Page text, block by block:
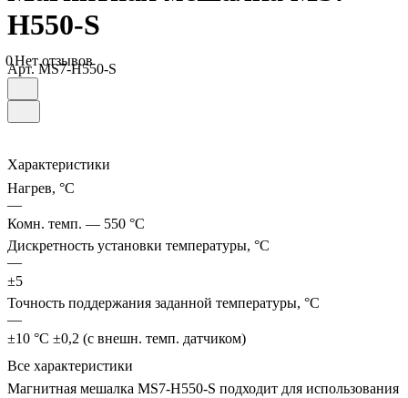
H550-S
0Нет отзывов
Арт.MS7-H550-S
Характеристики
Нагрев, °С
—
Комн. темп. — 550 °C
Дискретность установки температуры, °С
—
±5
Точность поддержания заданной температуры, °С
—
±10 °C ±0,2 (с внешн. темп. датчиком)
Все характеристики
Магнитная мешалка MS7-H550-S подходит для использования